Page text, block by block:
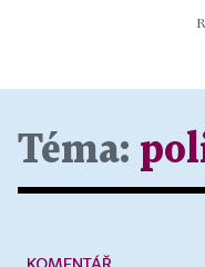
Téma:
KOMENTÁŘ